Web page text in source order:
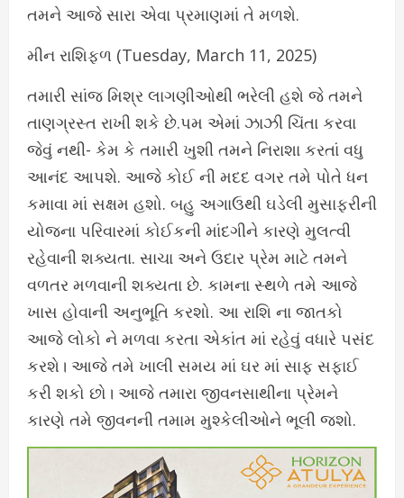
તમને આજે સારા એવા પ્રમાણમાં તે મળશે.
મીન રાશિફળ (Tuesday, March 11, 2025)
તમારી સાંજ મિશ્ર લાગણીઓથી ભરેલી હશે જે તમને
તાણગ્રસ્ત રાખી શકે છે.પમ એમાં ઝાઝી ચિંતા કરવા
જેવું નથી- કેમ કે તમારી ખુશી તમને નિરાશા કરતાં વધુ
આનંદ આપશે. આજે કોઈ ની મદદ વગર તમે પોતે ધન
કમાવા માં સક્ષમ હશો. બહુ અગાઉથી ઘડેલી મુસાફરીની
યોજના પરિવારમાં કોઈકની માંદગીને કારણે મુલત્વી
રહેવાની શક્યતા. સાચા અને ઉદાર પ્રેમ માટે તમને
વળતર મળવાની શક્યતા છે. કામના સ્થળે તમે આજે
ખાસ હોવાની અનુભૂતિ કરશો. આ રાશિ ના જાતકો
આજે લોકો ને મળવા કરતા એકાંત માં રહેવું વધારે પસંદ
કરશે। આજે તમે ખાલી સમય માં ઘર માં સાફ સફાઈ
કરી શકો છો। આજે તમારા જીવનસાથીના પ્રેમને
કારણે તમે જીવનની તમામ મુશ્કેલીઓને ભૂલી જશો.